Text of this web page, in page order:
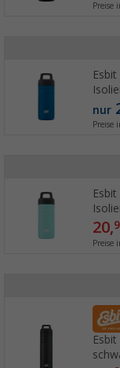
Preise
nur
Preise
20,
Preise